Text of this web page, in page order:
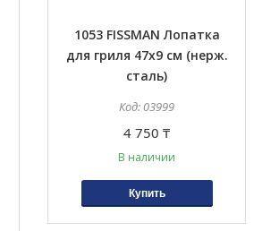
1053 FISSMAN Лопатка
для гриля 47х9 см (нерж.
сталь)
03999
4 750 ₸
В наличии
Купить